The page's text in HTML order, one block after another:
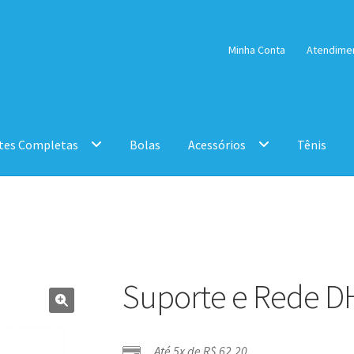
Minha Conta
Completas Bolas Acessórios Tênis
Suporte e Rede
Até 5x de R$62,20